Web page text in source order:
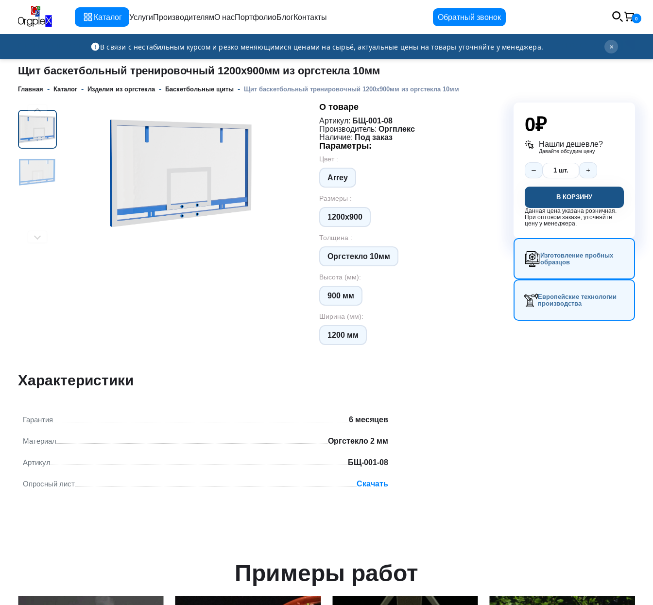
Каталог УслугиПроизводителямО насПортфолиоБлогКонтакты Обратный звонок 0
В связи с нестабильным курсом и резко меняющимися ценами на сырьё, актуальные цены на товары уточняйте у менеджера. ×
Рекламно-производственная компания info@orgplex.com +7 (495) 021-63-96
Щит баскетбольный тренировочный 1200х900мм из оргстекла 10мм
Главная - Каталог - Изделия из оргстекла - Баскетбольные щиты - Щит баскетбольный тренировочный 1200х900мм из оргстекла 10мм
О товаре
Артикул: БЩ-001-08
Производитель:Оргплекс
Наличие: Под заказ
Параметры:
Цвет :
Arrey
Размеры :
1200х900
Толщина :
Оргстекло 10мм
Высота (мм):
900 мм
Ширина (мм):
1200 мм
0₽
Нашли дешевле?
Давайте обсудим цену
В КОРЗИНУ
Данная цена указана розничная.
При оптовом заказе, уточняйте
цену у менеджера.
Изготовление пробных
образцов
Европейские технологии
производства
Характеристики
Гарантия 6 месяцев
Материал Оргстекло 2 мм
Артикул БЩ-001-08
Опросный лист Скачать
Примеры работ